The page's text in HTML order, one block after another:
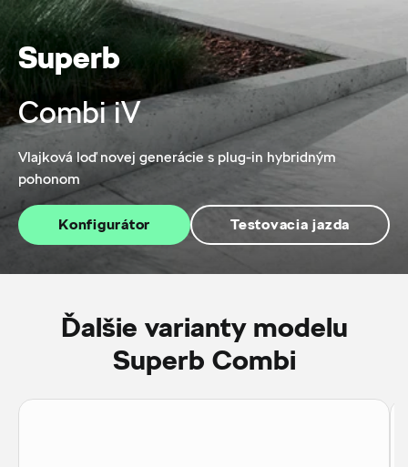
Superb
Combi iV
Vlajková loď novej generácie s plug-in hybridným
pohonom
Konfigurátor Testovacia jazda
Ďalšie varianty modelu
Superb Combi